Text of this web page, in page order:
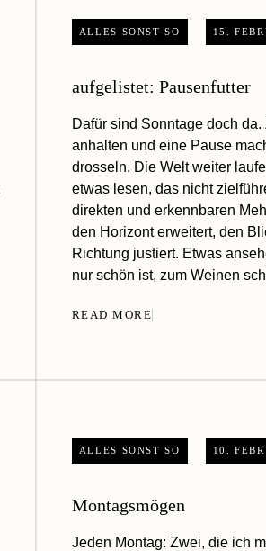
15.
ALLES SONST SO
aufgelistet: Pausenfutter
Dafür sind Sonntage doch
anhalten und eine Pause
drosseln. Die Welt weiter
etwas lesen, das nicht
direkten und erkennbaren
den Horizont erweitert, den
Richtung justiert. Etwas
nur schön ist, zum Weinen
READ MORE
10.
ALLES SONST SO
Montagsmögen
Jeden Montag: Zwei, die ich